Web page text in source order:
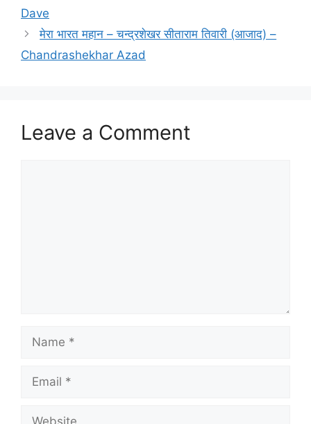
Dave
मेरा भारत महान – चन्द्रशेखर सीताराम तिवारी (आजाद) –
Chandrashekhar Azad
Leave a Comment